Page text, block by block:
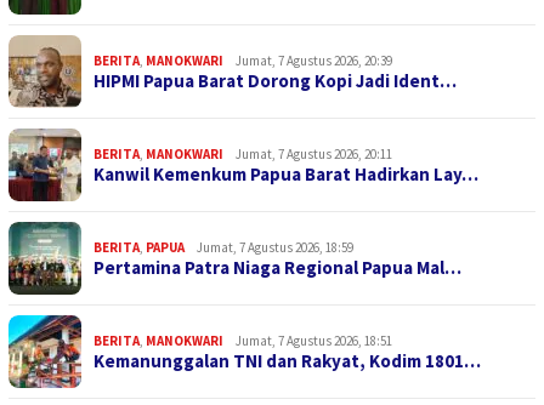
BERITA, MANOKWARI Jumat, 7 Agustus 2026, 20:39
HIPMI Papua Barat Dorong Kopi Jadi Ident…
BERITA, MANOKWARI Jumat, 7 Agustus 2026, 20:11
Kanwil Kemenkum Papua Barat Hadirkan Lay…
BERITA, PAPUA Jumat, 7 Agustus 2026, 18:59
Pertamina Patra Niaga Regional Papua Mal…
BERITA, MANOKWARI Jumat, 7 Agustus 2026, 18:51
Kemanunggalan TNI dan Rakyat, Kodim 1801…